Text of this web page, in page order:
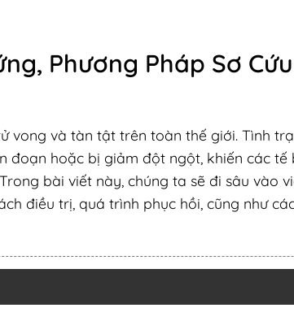
Phương Pháp Sơ
vong và tàn tật trên toàn thế giới. Tình
đoạn hoặc bị giảm đột ngột, khiến các tế
bài viết này, chúng ta sẽ đi sâu vào
điều trị, quá trình phục hồi, cũng như